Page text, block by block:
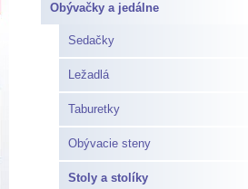
Obývačky a jedálne
Sedačky
Ležadlá
Taburetky
Obývacie steny
Stoly a stolíky